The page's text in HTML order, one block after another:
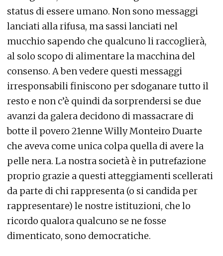
status di essere umano. Non sono messaggi
lanciati alla rifusa, ma sassi lanciati nel
mucchio sapendo che qualcuno li raccoglierà,
al solo scopo di alimentare la macchina del
consenso. A ben vedere questi messaggi
irresponsabili finiscono per sdoganare tutto il
resto e non c’è quindi da sorprendersi se due
avanzi da galera decidono di massacrare di
botte il povero 21enne Willy Monteiro Duarte
che aveva come unica colpa quella di avere la
pelle nera. La nostra società è in putrefazione
proprio grazie a questi atteggiamenti scellerati
da parte di chi rappresenta (o si candida per
rappresentare) le nostre istituzioni, che lo
ricordo qualora qualcuno se ne fosse
dimenticato, sono democratiche.